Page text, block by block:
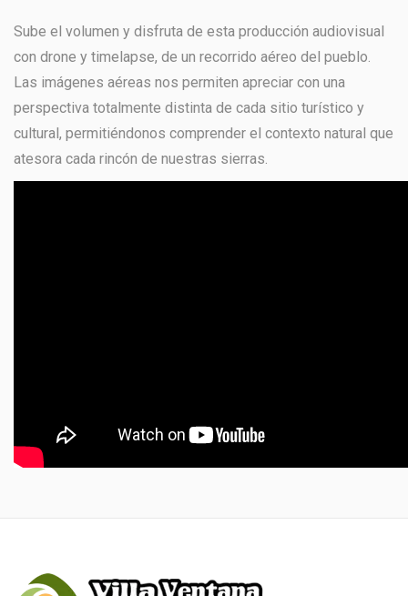
Sube el volumen y disfruta de esta producción audiovisual
con drone y timelapse, de un recorrido aéreo del pueblo.
Las imágenes aéreas nos permiten apreciar con una
perspectiva totalmente distinta de cada sitio turístico y
cultural, permitiéndonos comprender el contexto natural que
atesora cada rincón de nuestras sierras.